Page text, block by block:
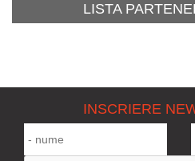
LISTA
INSCRIERE